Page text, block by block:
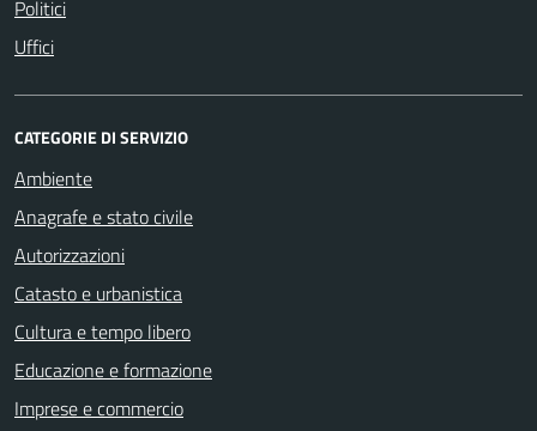
Politici
Uffici
CATEGORIE DI SERVIZIO
Ambiente
Anagrafe e stato civile
Autorizzazioni
Catasto e urbanistica
Cultura e tempo libero
Educazione e formazione
Imprese e commercio